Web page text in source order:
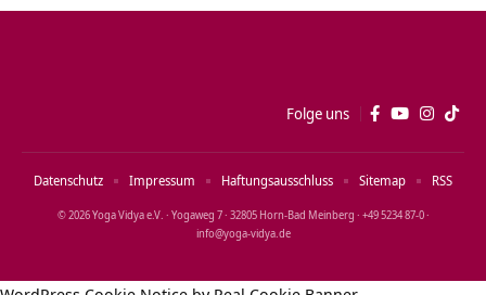
Folge uns
© 2026 Yoga Vidya e.V. · Yogaweg 7 · 32805 Horn‑Bad Meinberg · +49 5234 87‑0 ·
info@yoga‑vidya.de
Datenschutz Impressum Haftungsausschluss Sitemap RSS